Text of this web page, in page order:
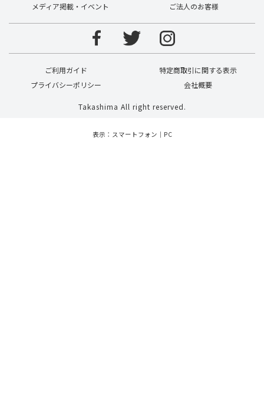
メディア掲載・イベント
ご法人のお客様
ご利用ガイド
特定商取引に関する表示
プライバシーポリシー
会社概要
Takashima All right reserved.
表示：スマートフォン｜ PC